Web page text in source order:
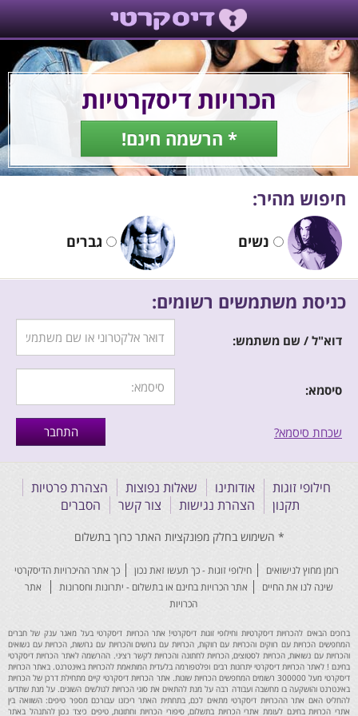
הכרויות דיסקרטיות
* הרשמה חינם!
חיפוש מהיר:
נשים גברים
כניסת משתמשים רשומים:
דוא"ל / שם משתמש:
סיסמא:
שכחת סיסמא?
חילופי זוגות אודותינו שאלות נפוצות
הצהרת פרטיות
תקנון
הצהרת נגישות צור קשר הסברים
רומן מחוץ לנישואים חילופי זוגות - כך תעשו זאת נכון
כך אתר ההיכרויות הדיסקרטי
שינה לנו את החיים
אתר הכרויות בחינם או בתשלום - יתרונות וחסרונות
אתר
הכרויות
ברוכים הבאים להכרויות דיסקרטיות וחילופי זוגות דיסקרטי! אתר הכרויות דיסקרטי בעל מאגר ענק של חברים
המחפשים הכרויות עם רווקים והכרויות עם רווקות, הכרויות עם גרושים והכרויות עם גרושות, הכרויות עם נשואים
והכרויות עם נשואות, הכרויות לסטוצים, הכרויות לחתונה והכרויות לקשר רציני. ההרשמה לאתר הכרויות דיסקרטי
בחינם ! לאתר הכרויות דיסקרטי יתרונות רבים ופלטפורמה בלעדית המותאמת להכרויות באינטרנט. באתר הכרויות
דיסקרטי מעל 300000 רשומים המחפשים הכרויות שונות. אתר הכרויות דיסקרטי קיים מתחילת דרכן של הכרויות
באינטרנט והושקעה בו מחשבה ועבודה רבה על מנת להתאים את סוגי הכרויות לגולשים השונים. על מנת שתדעו
להחליט האם אתר ההכרויות דיסקרטי מתאים לכם, בתחתית האתר ריכזנו עבורכם מספר טיפים: השוואה בין
אתרי הכרויות בחינם לעומת אתרי הכרויות בתשלום, סיפורי הכרויות וחתונות, טיפים כיצד נכון להתנהל באתר